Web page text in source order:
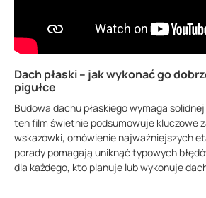
Dach płaski – jak wykonać go
pigułce
Budowa dachu płaskiego wymaga
ten film świetnie podsumowuje kluczowe
wskazówki, omówienie najważniejszych
porady pomagają uniknąć typowych
dla każdego, kto planuje lub wykonuje